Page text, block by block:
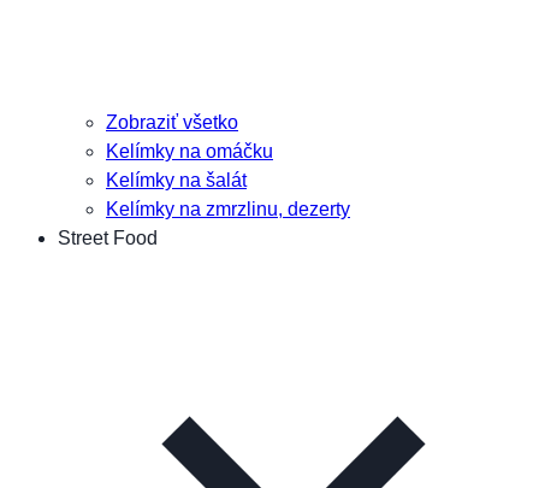
Zobraziť všetko
Kelímky na omáčku
Kelímky na šalát
Kelímky na zmrzlinu, dezerty
Street Food